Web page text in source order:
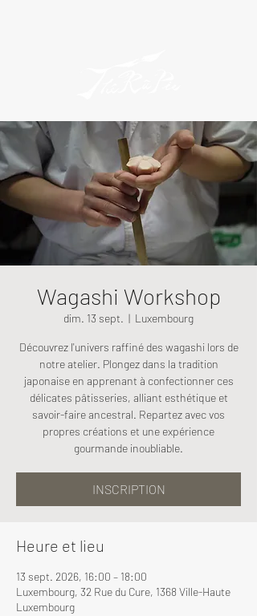
Wagashi Workshop
dim. 13 sept.
  |
Luxembourg
Découvrez l'univers raffiné des wagashi lors de
notre atelier. Plongez dans la tradition
japonaise en apprenant à confectionner ces
délicates pâtisseries, alliant esthétique et
savoir-faire ancestral. Repartez avec vos
propres créations et une expérience
gourmande inoubliable.
INSCRIPTION
Heure et lieu
13 sept. 2026, 16:00 – 18:00
Luxembourg, 32 Rue du Cure, 1368 Ville-Haute
Luxembourg